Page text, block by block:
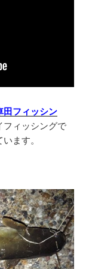
田フィッシン
フィッシングで
ます。